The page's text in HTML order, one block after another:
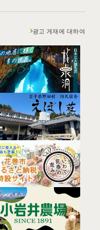
광고 게재에 대하여